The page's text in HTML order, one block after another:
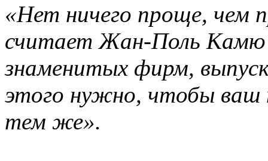
«Нет ничего проще, чем
считает Жан-Поль Камю
знаменитых фирм,
этого нужно, чтобы ваш
тем же».